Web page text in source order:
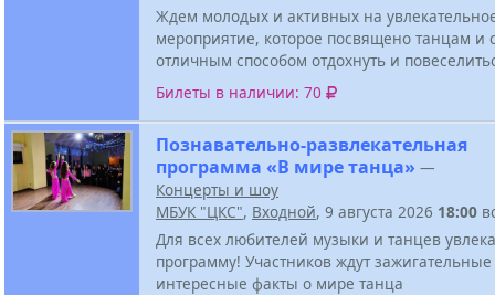
Ждем молодых и активных на
мероприятие, которое посвящено танцам и
отличным способом отдохнуть и
Билеты в наличии: 70
Познавательно-развлекательная
программа «В мире танца» —
Концерты и шоу
МБУК "ЦКС", Входной, 9 августа 2026 18:00
Для всех любителей музыки и танцев
программу! Участников ждут
интересные факты о мире танца